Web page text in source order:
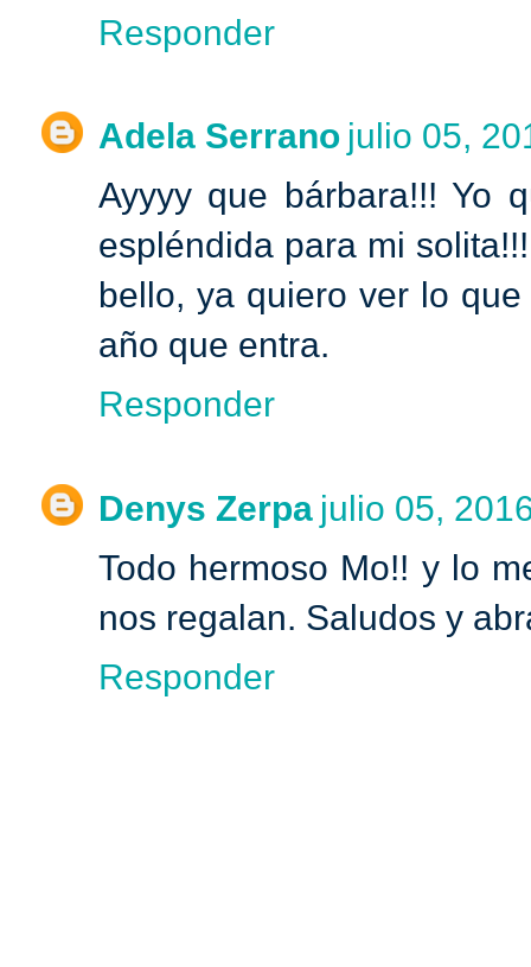
Responder
Adela Serrano julio 05,
Ayyyy que bárbara!!! Yo
espléndida para mi
bello, ya quiero ver lo
año que entra.
Responder
Denys Zerpa julio 05,
Todo hermoso Mo!! y lo
nos regalan. Saludos y
Responder